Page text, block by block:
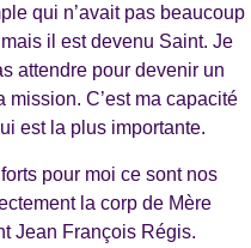
qui n’avait pas beaucoup
il est devenu Saint. Je
attendre pour devenir un
C’est ma capacité
est la plus importante.
pour moi ce sont nos
la corp de Mère
Jean François Régis.